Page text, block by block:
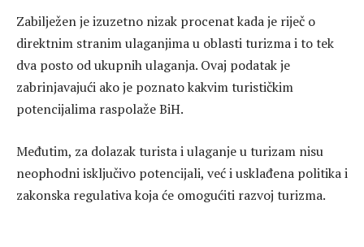
Zabilježen je izuzetno nizak procenat kada je riječ o
direktnim stranim ulaganjima u oblasti turizma i to tek
dva posto od ukupnih ulaganja. Ovaj podatak je
zabrinjavajući ako je poznato kakvim turističkim
potencijalima raspolaže BiH.
Međutim, za dolazak turista i ulaganje u turizam nisu
neophodni isključivo potencijali, već i usklađena politika i
zakonska regulativa koja će omogućiti razvoj turizma.